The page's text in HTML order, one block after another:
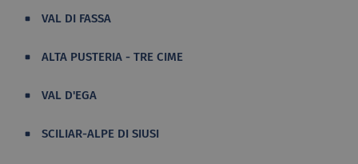
VAL DI FASSA
ALTA PUSTERIA - TRE CIME
VAL D'EGA
SCILIAR-ALPE DI SIUSI